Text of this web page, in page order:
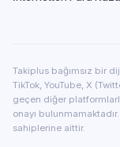
Takiplus bağımsız bir
TikTok, YouTube, X
geçen diğer
onayı
sahiplerine aittir.